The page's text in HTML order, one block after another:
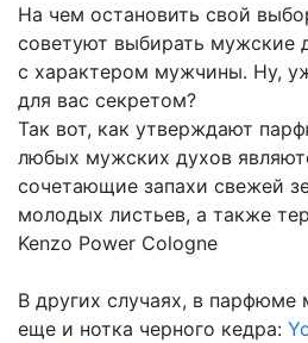
На чем остановить свой
советуют выбирать мужские
с характером мужчины. Ну,
для вас секретом?
Так вот, как утверждают
любых мужских духов
сочетающие запахи свежей
молодых листьев, а также
Kenzo Power Cologne
В других случаях, в парфюме
еще и нотка черного кедра: